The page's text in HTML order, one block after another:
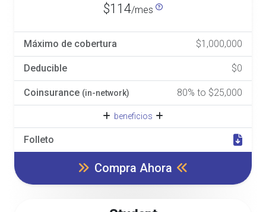
$114/mes
Máximo de cobertura $1,000,000
Deducible $0
Coinsurance (in-network) 80% to $25,000
beneficios
Folleto
Compra Ahora